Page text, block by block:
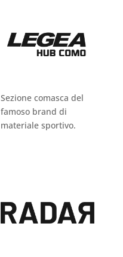
Sezione comasca del
famoso brand di
materiale sportivo.